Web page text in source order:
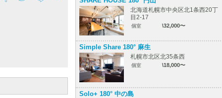
北海道札幌市中央区北1条西20丁
目2-17
個室 \32,000〜
Simple Share 180° 麻生
札幌市北区北35条西
個室 \18,000〜
Solo+ 180° 中の島